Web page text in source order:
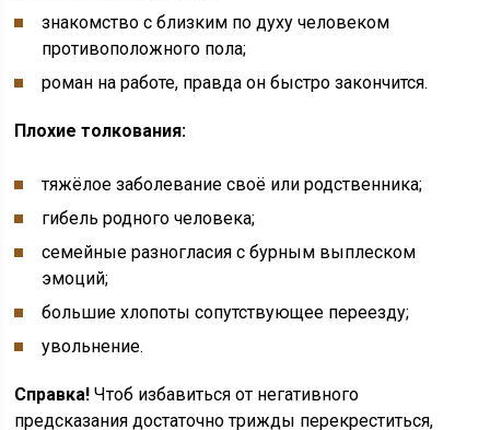
знакомство с близким по духу человеком
противоположного пола;
роман на работе, правда он быстро закончится.
Плохие толкования:
тяжёлое заболевание своё или родственника;
гибель родного человека;
семейные разногласия с бурным выплеском
эмоций;
большие хлопоты сопутствующее переезду;
увольнение.
Справка! Чтоб избавиться от негативного
предсказания достаточно трижды перекреститься,